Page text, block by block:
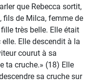
que Rebecca sortit,
fils de Milca, femme de
très belle. Elle était
Elle descendit à la
courut à sa
ta cruche.» (18) Elle
sa cruche sur